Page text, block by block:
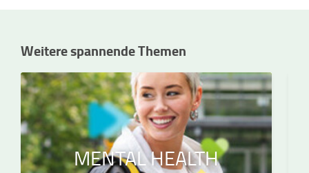
Weitere spannende Themen
MENTAL HEALTH